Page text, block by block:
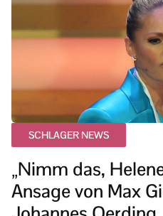
SCHLAGER NEWS
„Nimm das,
Ansage von Max